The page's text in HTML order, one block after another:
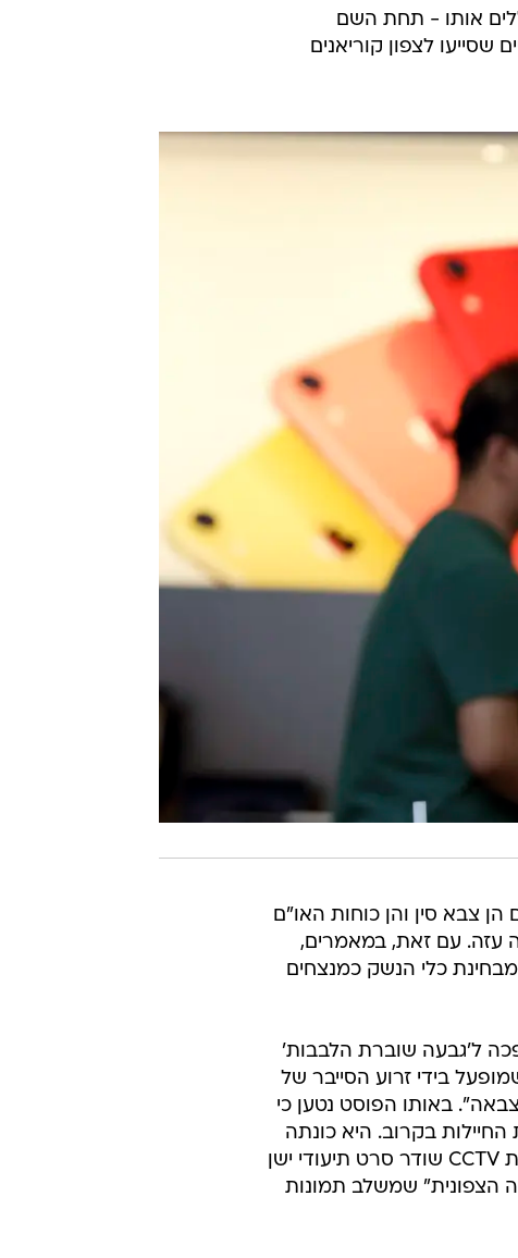
אותו - תחת השם
לצפון קוריאנים
שנוי במחלוקת, אולם הן צבא סין והן כוחות האו"ם
אבדות ביותר מ-40 ימים של לחימה עזה. עם זאת, במאמרים,
מבחינת כלי הנשק כמנצחים
ל'גבעה שוברת הלבבות'
בידי זרוע הסייבר של
באותו הפוסט נטען כי
בקרוב. היא כונתה
"עמוד השדרה של סין החדשה". בנוסף לכך, ברשת השידור הממלכתית CCTV שודר סרט תיעודי ישן
הצפונית" שמשלב תמונות